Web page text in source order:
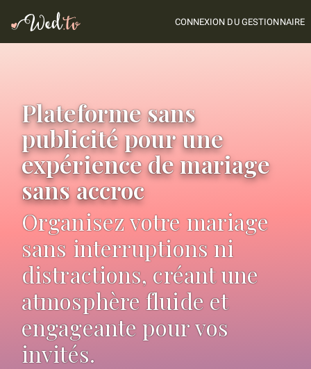
CONNEXION DU GESTIONNAIRE
Plateforme sans
publicité pour une
expérience de mariage
sans accroc
Organisez votre mariage
sans interruptions ni
distractions, créant une
atmosphère fluide et
engageante pour vos
invités.